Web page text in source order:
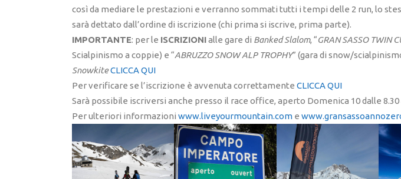
così da mediare le prestazioni e verranno sommati tutti i tempi delle 2 run, lo
sarà dettato dall’ordine di iscrizione (chi prima si iscrive, prima parte).
IMPORTANTE: per le ISCRIZIONIalle gare di Banked Slalom, “GRAN SASSO TWIN
Scialpinismo a coppie) e “ABRUZZO SNOW ALP TROPHY” (gara di snow/
SnowkiteCLICCA QUI
Per verificare se l’iscrizione è avvenuta correttamente CLICCA QUI
Sarà possibile iscriversi anche presso il race office, aperto Domenica 10 dalle 8.30
Per ulteriori informazioni www.liveyourmountain.com e